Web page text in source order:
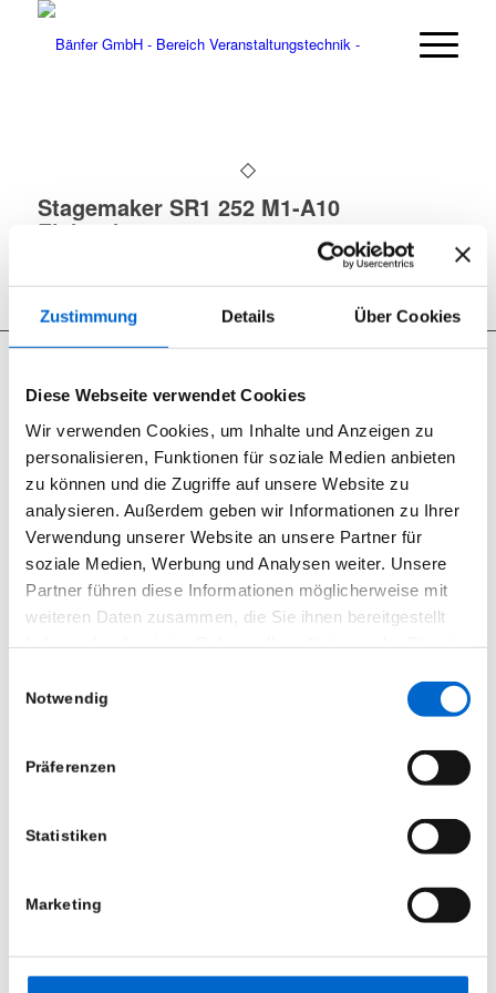
Zustimmung Details Über Cookies
Diese Webseite verwendet Cookies
Wir verwenden Cookies, um Inhalte und Anzeigen zu
personalisieren, Funktionen für soziale Medien anbieten
zu können und die Zugriffe auf unsere Website zu
analysieren. Außerdem geben wir Informationen zu Ihrer
Verwendung unserer Website an unsere Partner für
soziale Medien, Werbung und Analysen weiter. Unsere
Partner führen diese Informationen möglicherweise mit
weiteren Daten zusammen, die Sie ihnen bereitgestellt
Notwendig
Präferenzen
Statistiken
Marketing
Stagemaker SR1 252 M1-A10
Elektrokettenzug
Seit 2012 sind wir begeisterter RCF User.
RCF Produkte können Sie bei uns nicht nur mieten, wir bieten
ebenfalls den Support und den Vertrieb.
ÖFFNUNGSZEITEN
Montag bis Freitag
Samstag und Sonntag
Bänfer GmbH – Bereich Veranstaltungstechnik
Industriegebiet